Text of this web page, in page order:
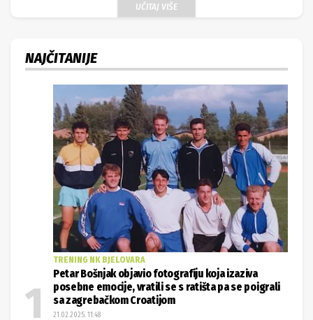
UČITAJ VIŠE
NAJČITANIJE
TRENING NK BJELOVARA
Petar Bošnjak objavio fotografiju koja izaziva
posebne emocije, vratili se s ratišta pa se poigrali
sa zagrebačkom Croatijom
21.02.2025. 11:48